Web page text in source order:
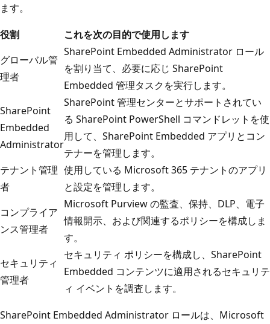
ます。
役割
これを次の目的で使用します
グローバル管
理者
SharePoint Embedded Administrator ロール
を割り当て、必要に応じ SharePoint
Embedded 管理タスクを実行します。
SharePoint
Embedded
Administrator
SharePoint 管理センターとサポートされてい
る SharePoint PowerShell コマンドレットを使
用して、SharePoint Embedded アプリとコン
テナーを管理します。
テナント管理
者
使用している Microsoft 365 テナントのアプリ
と設定を管理します。
コンプライア
ンス管理者
Microsoft Purview の監査、保持、DLP、電子
情報開示、および関連するポリシーを構成しま
す。
セキュリティ
管理者
セキュリティ ポリシーを構成し、SharePoint
Embedded コンテンツに適用されるセキュリテ
ィ イベントを調査します。
SharePoint Embedded Administrator ロールは、Microsoft